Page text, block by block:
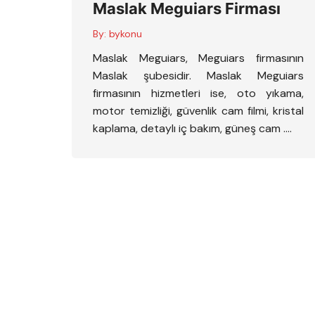
Maslak Meguiars Firması
By: bykonu
Maslak Meguiars, Meguiars firmasının
Maslak şubesidir. Maslak Meguiars
firmasının hizmetleri ise, oto yıkama,
motor temizliği, güvenlik cam filmi, kristal
kaplama, detaylı iç bakım, güneş cam ….